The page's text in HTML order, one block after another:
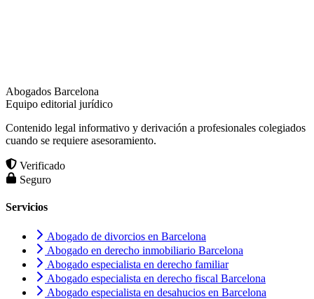
Abogados Barcelona
Equipo editorial jurídico
Contenido legal informativo y derivación a profesionales colegiados
cuando se requiere asesoramiento.
Verificado
Seguro
Servicios
Abogado de divorcios en Barcelona
Abogado en derecho inmobiliario Barcelona
Abogado especialista en derecho familiar
Abogado especialista en derecho fiscal Barcelona
Abogado especialista en desahucios en Barcelona